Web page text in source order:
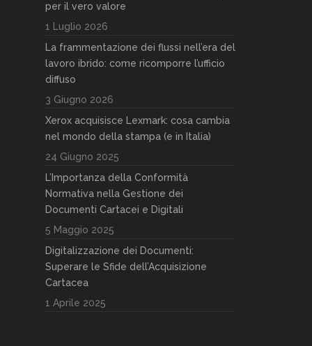
per il vero valore
1 Luglio 2026
La frammentazione dei flussi nell’era del
lavoro ibrido: come ricomporre l’ufficio
diffuso
3 Giugno 2026
Xerox acquisisce Lexmark: cosa cambia
nel mondo della stampa (e in Italia)
24 Giugno 2025
L’Importanza della Conformità
Normativa nella Gestione dei
Documenti Cartacei e Digitali
5 Maggio 2025
Digitalizzazione dei Documenti:
Superare le Sfide dell’Acquisizione
Cartacea
1 Aprile 2025